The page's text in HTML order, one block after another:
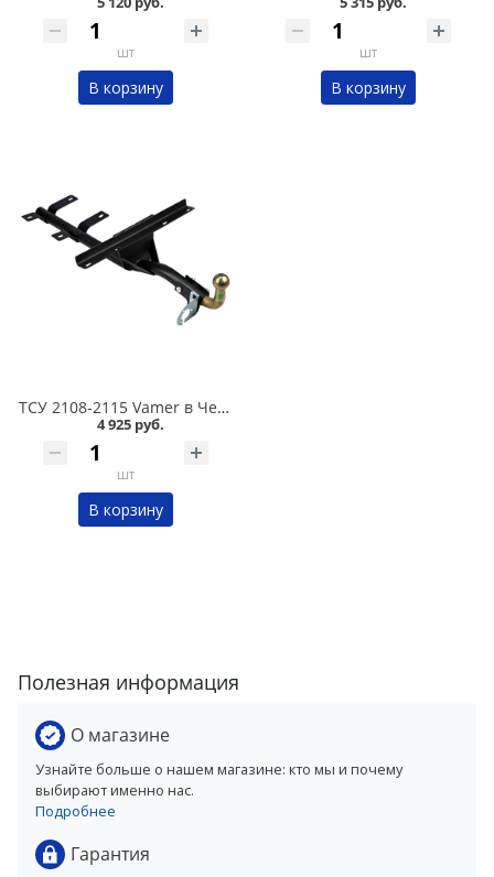
шт
В корзину
шт
В корзину
ТСУ 2108-2115 Vamer в Челябинске
4 925 руб.
шт
В корзину
Полезная информация
О магазине
Узнайте больше о нашем магазине: кто мы и почему
выбирают именно нас.
Подробнее
Гарантия